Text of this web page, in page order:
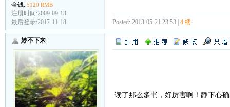
金钱: 5120 RMB
注册时间:2009-09-13
最后登录:2017-11-18
Posted: 2013-05-21 23:53 | 4 楼
婷不下来
读了那么多书，好厉害啊！静下心